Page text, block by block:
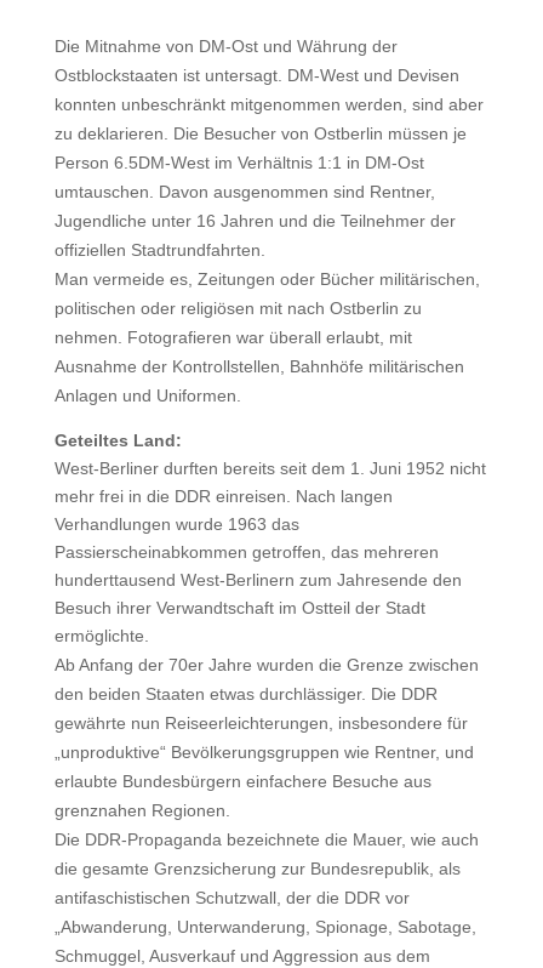
Die Mitnahme von DM-Ost und Währung der
Ostblockstaaten ist untersagt. DM-West und Devisen
konnten unbeschränkt mitgenommen werden, sind aber
zu deklarieren. Die Besucher von Ostberlin müssen je
Person 6.5DM-West im Verhältnis 1:1 in DM-Ost
umtauschen. Davon ausgenommen sind Rentner,
Jugendliche unter 16 Jahren und die Teilnehmer der
offiziellen Stadtrundfahrten.
Man vermeide es, Zeitungen oder Bücher militärischen,
politischen oder religiösen mit nach Ostberlin zu
nehmen. Fotografieren war überall erlaubt, mit
Ausnahme der Kontrollstellen, Bahnhöfe militärischen
Anlagen und Uniformen.
Geteiltes Land:
West-Berliner durften bereits seit dem 1. Juni 1952 nicht
mehr frei in die DDR einreisen. Nach langen
Verhandlungen wurde 1963 das
Passierscheinabkommen getroffen, das mehreren
hunderttausend West-Berlinern zum Jahresende den
Besuch ihrer Verwandtschaft im Ostteil der Stadt
ermöglichte.
Ab Anfang der 70er Jahre wurden die Grenze zwischen
den beiden Staaten etwas durchlässiger. Die DDR
gewährte nun Reiseerleichterungen, insbesondere für
„unproduktive“ Bevölkerungsgruppen wie Rentner, und
erlaubte Bundesbürgern einfachere Besuche aus
grenznahen Regionen.
Die DDR-Propaganda bezeichnete die Mauer, wie auch
die gesamte Grenzsicherung zur Bundesrepublik, als
antifaschistischen Schutzwall, der die DDR vor
„Abwanderung, Unterwanderung, Spionage, Sabotage,
Schmuggel, Ausverkauf und Aggression aus dem